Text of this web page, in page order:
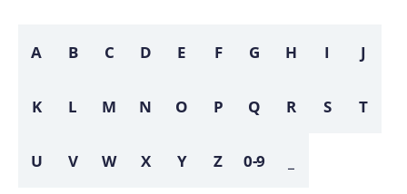
A B C D E F G H I J
K L M N O P Q R S T
U V W X Y Z 0-9